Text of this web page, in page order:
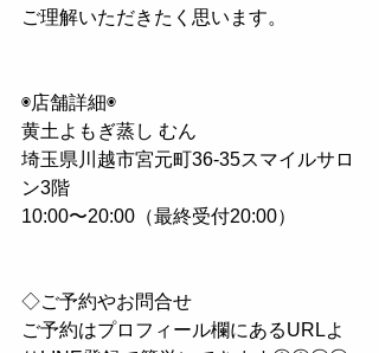
ご理解いただきたく思います。﻿
◉店舗詳細◉﻿
黄土よもぎ蒸し むん﻿
埼玉県川越市宮元町36-35スマイルサロ
ン3階﻿
10:00〜20:00（最終受付20:00）﻿
◇ご予約やお問合せ﻿
ご予約はプロフィール欄にあるURLよ